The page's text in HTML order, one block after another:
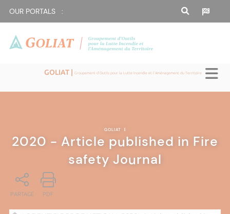
OUR PORTALS :
GOLIAT |Groupement d'Outils pour la Lutte Incendie et l'Aménagement du Territoire
GOLIAT |
2020 - Article published in Fire
safety Journal
PARTAGE PDF